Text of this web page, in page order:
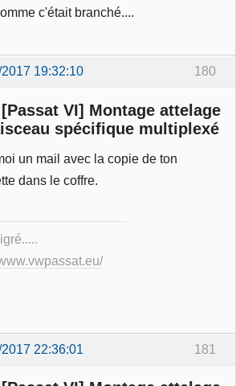
c'était branché....
180
19:32:10
VI] Montage attelage
spécifique multiplexé
un mail avec la copie de ton
dans le coffre.
181
22:36:01